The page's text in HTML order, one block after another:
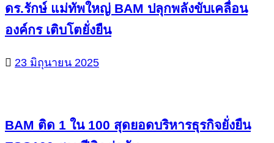
ดร.รักษ์ แม่ทัพใหญ่ BAM ปลุกพลังขับเคลื่อน
องค์กร เติบโตยั่งยืน
23 มิถุนายน 2025
BAM ติด 1 ใน 100 สุดยอดบริหารธุรกิจยั่งยืน